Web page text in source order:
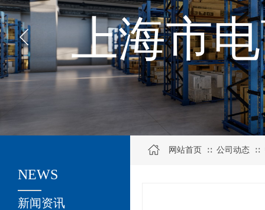
上海市
关于我们
新闻资讯
NEWS
网站首页 ∷ 公司动态 ∷